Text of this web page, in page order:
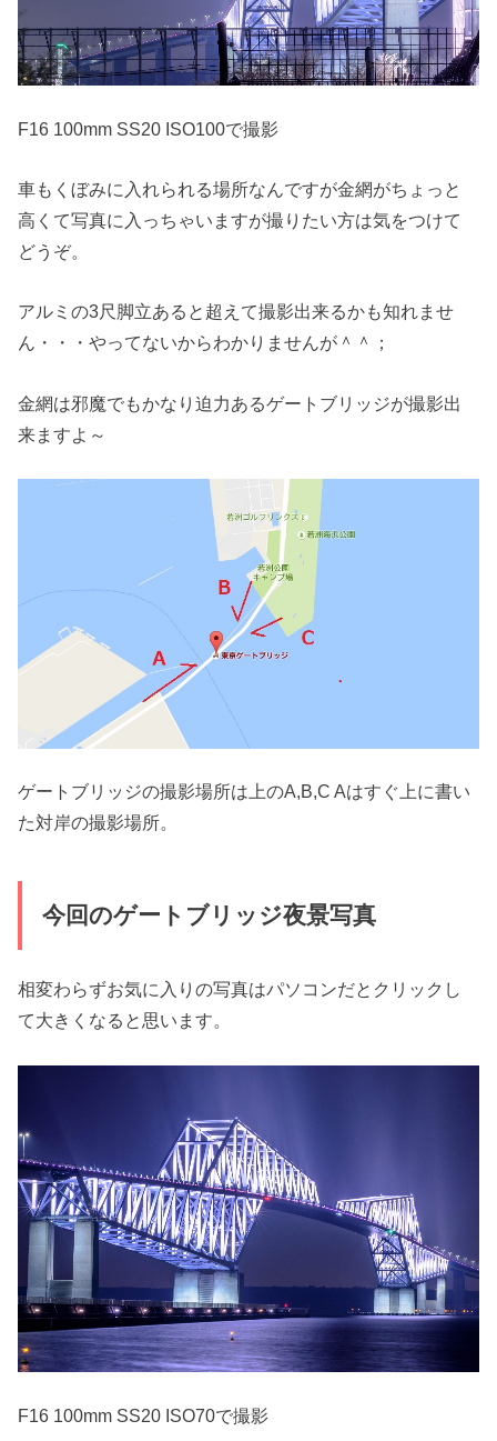
F16 100mm SS20 ISO100で撮影
車もくぼみに入れられる場所なんですが金網がちょっと
高くて写真に入っちゃいますが撮りたい方は気をつけて
どうぞ。
アルミの3尺脚立あると超えて撮影出来るかも知れませ
ん・・・やってないからわかりませんが＾＾；
金網は邪魔でもかなり迫力あるゲートブリッジが撮影出
来ますよ～
ゲートブリッジの撮影場所は上のA,B,C Aはすぐ上に書い
た対岸の撮影場所。
今回のゲートブリッジ夜景写真
相変わらずお気に入りの写真はパソコンだとクリックし
て大きくなると思います。
F16 100mm SS20 ISO70で撮影